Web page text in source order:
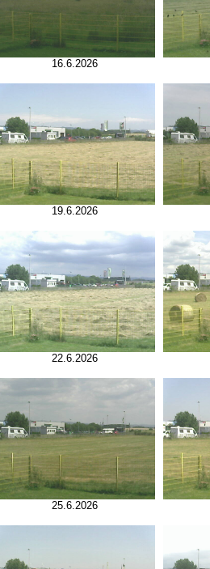
16.6.2026
19.6.2026
22.6.2026
25.6.2026